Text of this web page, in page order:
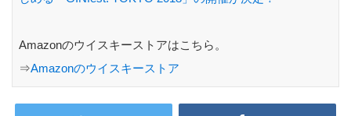
Amazonのウイスキーストアはこちら。
⇒Amazonのウイスキーストア